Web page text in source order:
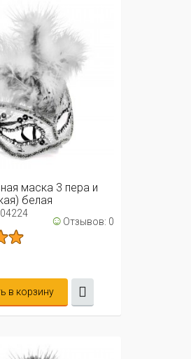
маска 3 пера и
белая
☺ Отзывов: 0
в корзину